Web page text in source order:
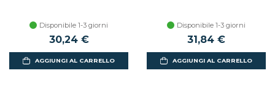
Disponibile 1-3 giorni
30,24 €
AGGIUNGI AL CARRELLO
Disponibile 1-3 giorni
31,84 €
AGGIUNGI AL CARRELLO